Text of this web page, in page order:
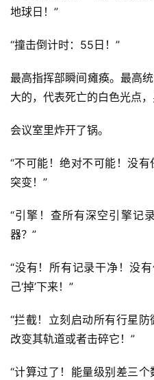
地球日！”
“撞击倒计时：55日！”
最高指挥部瞬间瘫痪。最高
大的，代表死亡的白色光点，
会议室里炸开了锅。
“不可能！绝对不可能！没
突变！”
“引擎！查所有深空引擎记
器？”
“没有！所有记录干净！没
己‘掉’下来！”
“拦截！立刻启动所有行星防
改变其轨道或者击碎它！”
“计算过了！能量级别差三